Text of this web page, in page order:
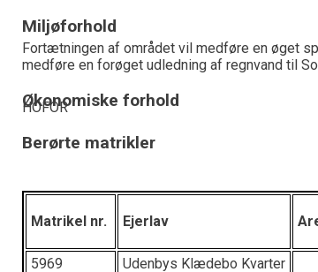
Miljøforhold
Fortætningen af området vil medføre en øget
medføre en forøget udledning af regnvand til
Økonomiske forhold
HOFOR
Berørte matrikler
Matrikel nr. Ejerlav
5969
Udenbys Klædebo Kvarter